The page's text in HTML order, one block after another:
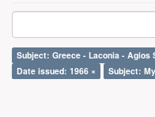
Subject: Greece - Laconia - Agios
Date issued: 1966 ×
Subject: